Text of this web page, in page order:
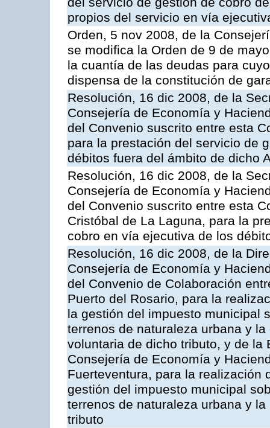
propios del servicio en vía
Orden, 5 nov 2008, de la
se modifica la Orden de 9 de
la cuantía de las deudas para
dispensa de la constitución de
Resolución, 16 dic 2008, de la
Consejería de Economía y
del Convenio suscrito entre esta
para la prestación del servicio de
débitos fuera del ámbito de dicho
Resolución, 16 dic 2008, de la
Consejería de Economía y
del Convenio suscrito entre esta
Cristóbal de La Laguna, para la
cobro en vía ejecutiva de los
Resolución, 16 dic 2008, de la
Consejería de Economía y
del Convenio de Colaboración
Puerto del Rosario, para la
la gestión del impuesto municipal
terrenos de naturaleza urbana y
voluntaria de dicho tributo, y de la
Consejería de Economía y
Fuerteventura, para la realización
gestión del impuesto municipal
terrenos de naturaleza urbana y
tributo